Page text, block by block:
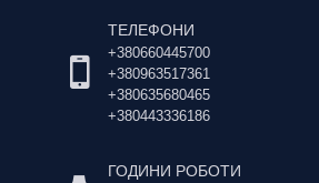
ТЕЛЕФОНИ
+380660445700
+380963517361
+380635680465
+380443336186
ГОДИНИ РОБОТИ